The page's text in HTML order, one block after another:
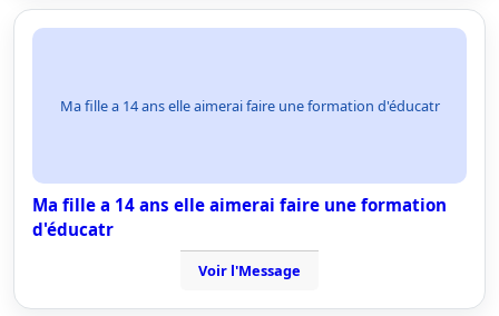
Ma fille a 14 ans elle aimerai faire une formation d'éducatr
Ma fille a 14 ans elle aimerai faire une formation
d'éducatr
Voir l'Message